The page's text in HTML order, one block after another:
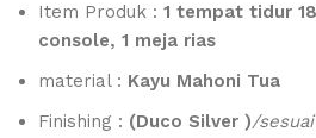
Item Produk : 1 tempat tidur
console, 1 meja rias
material : Kayu Mahoni Tua
Finishing : (Duco Silver )/